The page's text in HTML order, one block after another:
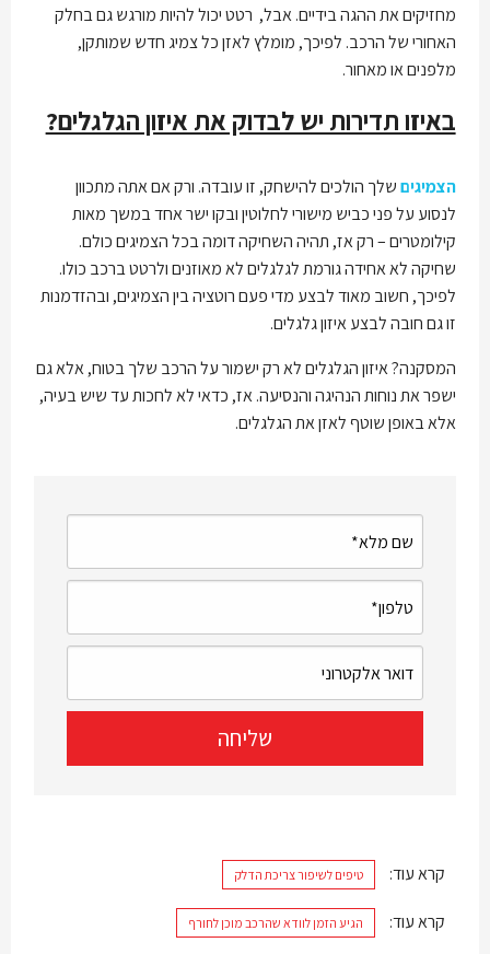
מחזיקים את ההגה בידיים. אבל, רטט יכול להיות מורגש גם בחלק
האחורי של הרכב. לפיכך, מומלץ לאזן כל צמיג חדש שמותקן,
מלפנים או מאחור.
באיזו תדירות יש לבדוק את איזון הגלגלים?
הצמיגיםשלך הולכים להישחק, זו עובדה. ורק אם אתה מתכוון
לנסוע על פני כביש מישורי לחלוטין ובקו ישר אחד במשך מאות
קילומטרים – רק אז, תהיה השחיקה דומה בכל הצמיגים כולם.
שחיקה לא אחידה גורמת לגלגלים לא מאוזנים ולרטט ברכב כולו.
לפיכך, חשוב מאוד לבצע מדי פעם רוטציה בין הצמיגים, ובהזדמנות
זו גם חובה לבצע איזון גלגלים.
המסקנה? איזון הגלגלים לא רק ישמור על הרכב שלך בטוח, אלא גם
ישפר את נוחות הנהיגה והנסיעה. אז, כדאי לא לחכות עד שיש בעיה,
אלא באופן שוטף לאזן את הגלגלים.
קרא עוד: טיפים לשיפור צריכת הדלק
קרא עוד: הגיע הזמן לוודא שהרכב מוכן לחורף